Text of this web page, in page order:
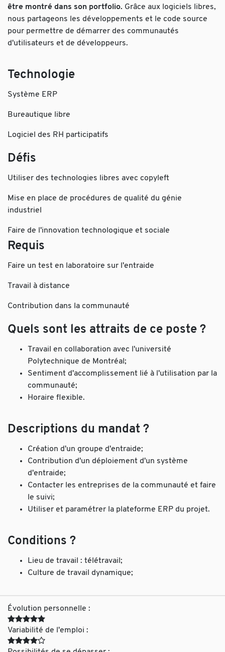
être montré dans son portfolio. Grâce aux logiciels libres,
nous partageons les développements et le code source
pour permettre de démarrer des communautés
d'utilisateurs et de développeurs.
Technologie
Système ERP
Bureautique libre
Logiciel des RH participatifs
Défis
Utiliser des technologies libres avec copyleft
Mise en place de procédures de qualité du génie
industriel
Faire de l'innovation technologique et sociale
Requis
Faire un test en laboratoire sur l'entraide
Travail à distance
Contribution dans la communauté
Quels sont les attraits de ce poste ?
Travail en collaboration avec l'université
Polytechnique de Montréal;
Sentiment d'accomplissement lié à l'utilisation par la
communauté;
Horaire flexible.
Descriptions du mandat ?
Création d'un groupe d'entraide;
Contribution d'un déploiement d'un système
d'entraide;
Contacter les entreprises de la communauté et faire
le suivi;
Utiliser et paramétrer la plateforme ERP du projet.
Conditions ?
Lieu de travail : télétravail;
Culture de travail dynamique;
Évolution personnelle :
Variabilité de l'emploi :